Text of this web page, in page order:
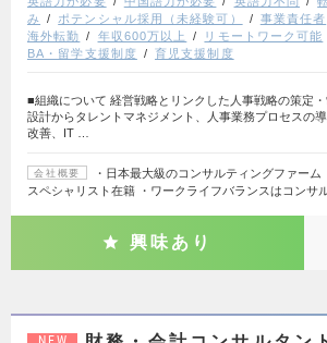
み
ポテンシャル採用（未経験可） 事業責任者
海外転勤
年収600万以上 リモートワーク可能
BA・留学支援制度
育児支援制度
■組織について 経営戦略とリンクした人事戦略の策定
設計からタレントマネジメント、人事業務プロセスの導
改善、IT …
会社概要
・日本最大級のコンサルティングファー
スペシャリスト在籍 ・ワークライフバランスはコンサ
興味あり